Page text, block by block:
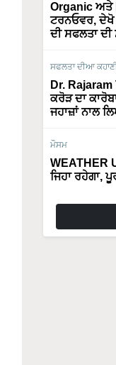
Organic ਅਤੇ
ਟਰਨਓਵਰ, ਦੇਖੋ
ਦੀ ਸਫਲਤਾ ਦੀ
ਸਫਲਤਾ ਦੀਆ
Dr.
ਕਰੋੜ ਦਾ
ਜਹਾਜ਼ਾਂ ਨਾਲ
ਮੌਸਮ
WEATHER
ਜਿਹਾ ਰਹੇਗਾ,